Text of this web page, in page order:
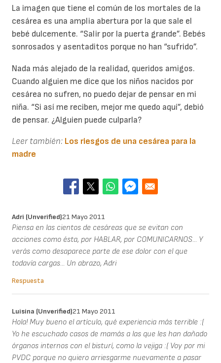
La imagen que tiene el común de los mortales de la
cesárea es una amplia abertura por la que sale el
bebé dulcemente. “Salir por la puerta grande”. Bebés
sonrosados y asentaditos porque no han “sufrido”.
Nada más alejado de la realidad, queridos amigos.
Cuando alguien me dice que los niños nacidos por
cesárea no sufren, no puedo dejar de pensar en mi
niña. “Si así me reciben, mejor me quedo aquí”, debió
de pensar. ¿Alguien puede culparla?
Leer también: Los riesgos de una cesárea para la
madre
Adri (unverified)21 Mayo 2011
Piensa en las cientos de cesáreas que se evitan con
acciones como ésta, por HABLAR, por COMUNICARNOS... Y
verás como desaparece parte de ese dolor con el que
todavía cargas... Un abrazo, Adri
Respuesta
Luisina (unverified)21 Mayo 2011
Hola! Muy bueno el artículo, qué experiencia más terrible :(
Yo he escuchado casos de mamás a las que les han dañado
órganos internos con el bisturí, como la vejiga :( Voy por mi
PVDC porque no quiero arriesgarme nuevamente a pasar